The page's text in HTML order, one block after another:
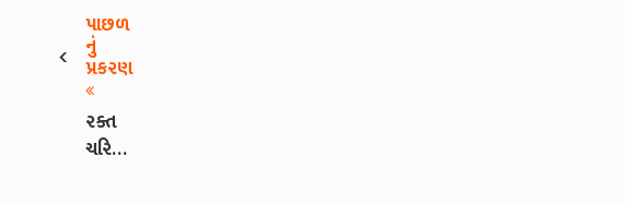
‹
પાછળ
નું
પ્રકરણ
રક્ત
ચરિત્ર -